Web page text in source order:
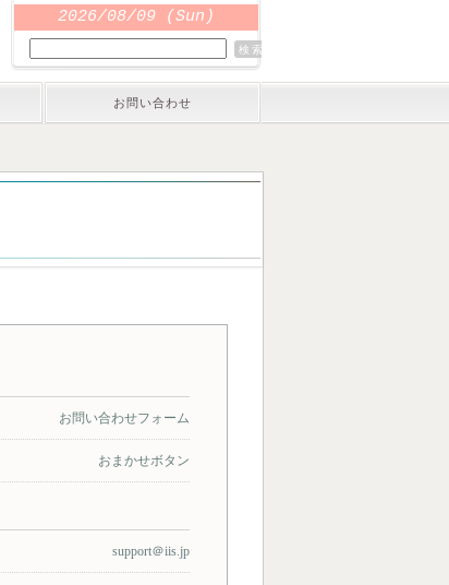
2026/08/09 (Sun)
お問い合わせ
お問い合わせフォーム
おまかせボタン
support＠iis.jp